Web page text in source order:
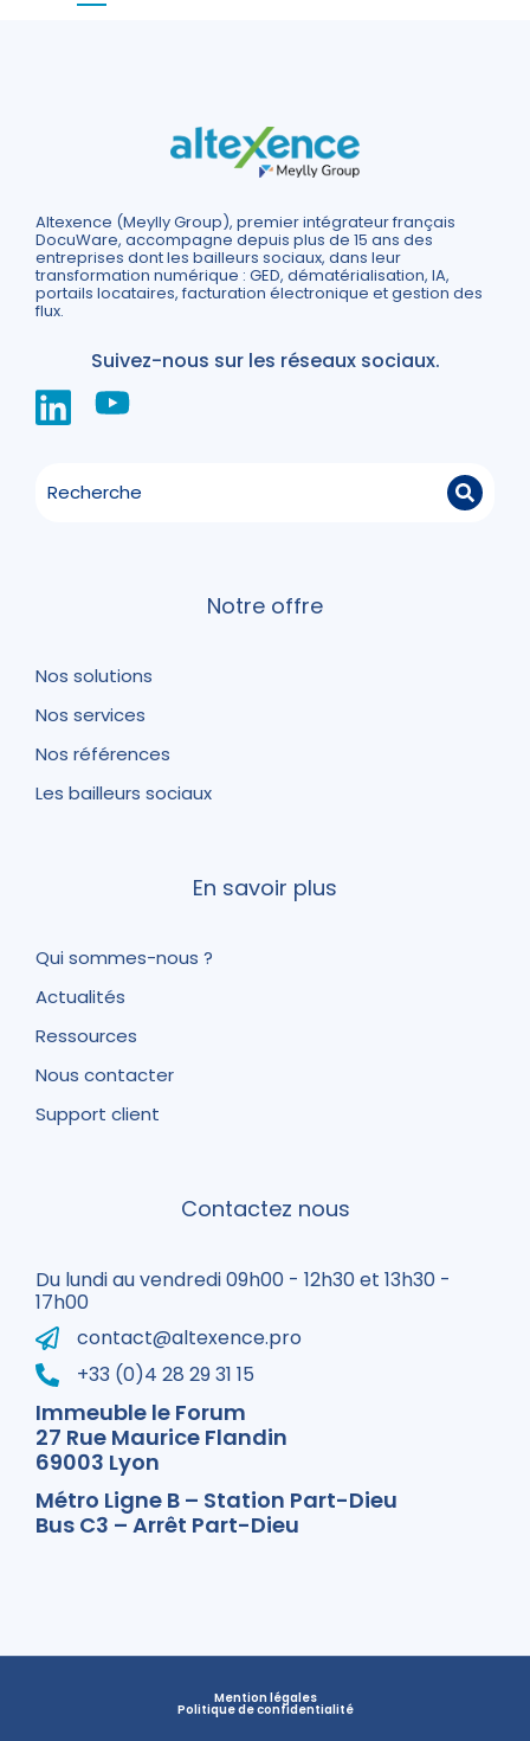
Altexence (Meylly Group), premier intégrateur français
DocuWare, accompagne depuis plus de 15 ans des
entreprises dont les bailleurs sociaux, dans leur
transformation numérique : GED, dématérialisation, IA,
portails locataires, facturation électronique et gestion des
flux.
Suivez-nous sur les réseaux sociaux.
Notre offre
Nos solutions
Nos services
Nos références
Les bailleurs sociaux
En savoir plus
Qui sommes-nous ?
Actualités
Ressources
Nous contacter
Support client
Contactez nous
Du lundi au vendredi 09h00 - 12h30 et 13h30 -
17h00
contact@altexence.pro
+33 (0)4 28 29 31 15
Immeuble le Forum
27 Rue Maurice Flandin
69003 Lyon
Métro Ligne B – Station Part-Dieu
Bus C3 – Arrêt Part-Dieu
Mention légales
Politique de confidentialité